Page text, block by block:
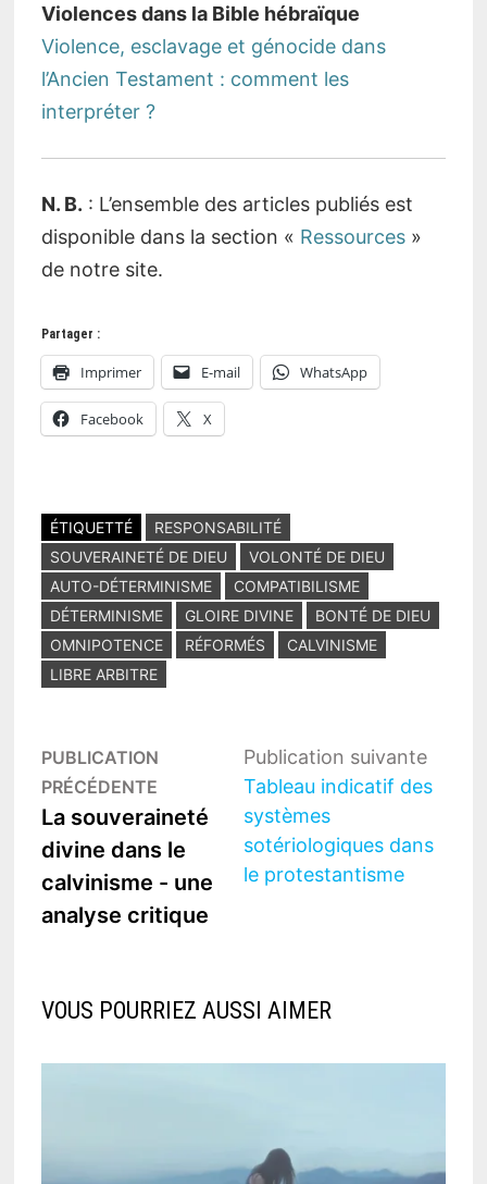
Violences dans la Bible hébraïque
Violence, esclavage et génocide dans
l’Ancien Testament : comment les
interpréter ?
N. B. : L’ensemble des articles publiés est
disponible dans la section « Ressources»
de notre site.
Partager :
Imprimer E-mail WhatsApp
Facebook X
ÉTIQUETTÉ
RESPONSABILITÉ
SOUVERAINETÉ DE DIEU
VOLONTÉ DE DIEU
AUTO-DÉTERMINISME
COMPATIBILISME
DÉTERMINISME
GLOIRE DIVINE
BONTÉ DE DIEU
OMNIPOTENCE
RÉFORMÉS
CALVINISME
LIBRE ARBITRE
Navigation
de
l’article
PUBLICATION
PRÉCÉDENTEPublication
précédente :
La souveraineté
divine dans le
calvinisme - une
analyse critique
Publication suivante
Tableau indicatif des
systèmes
sotériologiques dans
le protestantisme
VOUS POURRIEZ AUSSI AIMER